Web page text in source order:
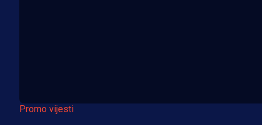
Promo vijesti